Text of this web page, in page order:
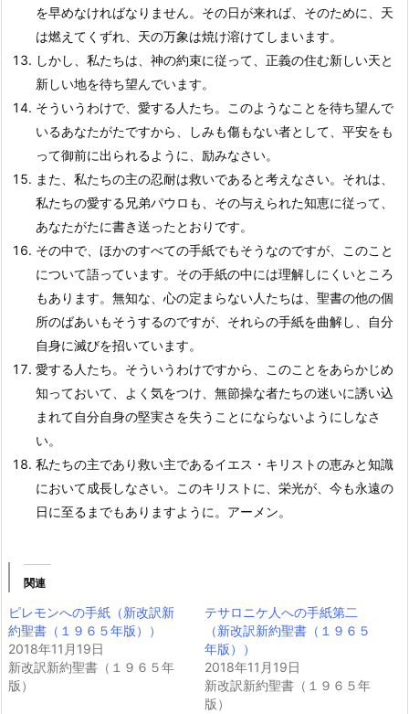
を早めなければなりません。その日が来れば、そのために、天
は燃えてくずれ、天の万象は焼け溶けてしまいます。
しかし、私たちは、神の約束に従って、正義の住む新しい天と
新しい地を待ち望んでいます。
そういうわけで、愛する人たち。このようなことを待ち望んで
いるあなたがたですから、しみも傷もない者として、平安をも
って御前に出られるように、励みなさい。
また、私たちの主の忍耐は救いであると考えなさい。それは、
私たちの愛する兄弟パウロも、その与えられた知恵に従って、
あなたがたに書き送ったとおりです。
その中で、ほかのすべての手紙でもそうなのですが、このこと
について語っています。その手紙の中には理解しにくいところ
もあります。無知な、心の定まらない人たちは、聖書の他の個
所のばあいもそうするのですが、それらの手紙を曲解し、自分
自身に滅びを招いています。
愛する人たち。そういうわけですから、このことをあらかじめ
知っておいて、よく気をつけ、無節操な者たちの迷いに誘い込
まれて自分自身の堅実さを失うことにならないようにしなさ
い。
私たちの主であり救い主であるイエス・キリストの恵みと知識
において成長しなさい。このキリストに、栄光が、今も永遠の
日に至るまでもありますように。アーメン。
関連
ピレモンへの手紙（新改訳新
約聖書（１９６５年版））
2018年11月19日
新改訳新約聖書（１９６５年
版）
テサロニケ人への手紙第二
（新改訳新約聖書（１９６５
年版））
2018年11月19日
新改訳新約聖書（１９６５年
版）